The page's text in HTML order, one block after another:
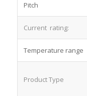
Pitch
Current rating:
Temperature range
Product Type